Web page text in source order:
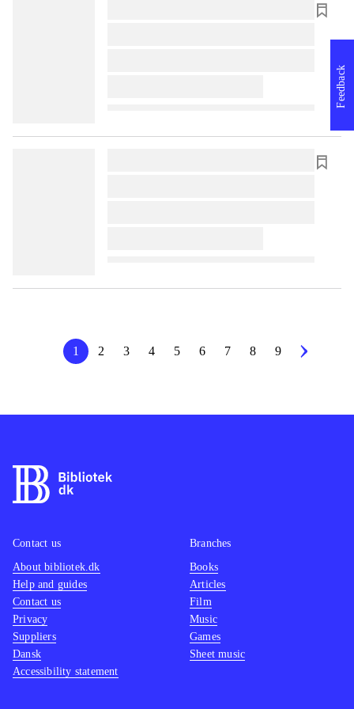
lorem ipsum dolor sit amet ...
lorem ipsum dolor sit amet ...
lorem ipsum dolor sit amet ...
lorem ipsum dolor sit amet ...
1 2 3 4 5 6 7 8 9
Feedback
Contact us
About bibliotek.dk
Help and guides
Contact us
Privacy
Suppliers
Dansk
Accessibility statement
Branches
Books
Articles
Film
Music
Games
Sheet music